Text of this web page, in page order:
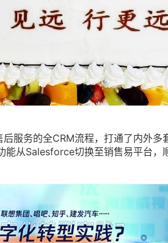
服务的全CRM流程，打通了内外
能从Salesforce切换至销售易平台，